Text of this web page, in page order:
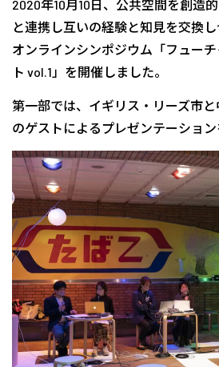
2020年10月10日、公共空間を創造
と連携し互いの経験と知見を交換
オンラインシンポジウム「フュー
ト vol.1」を開催しました。
第一部では、イギリス・リーズ市
のゲストによるプレゼンテーション